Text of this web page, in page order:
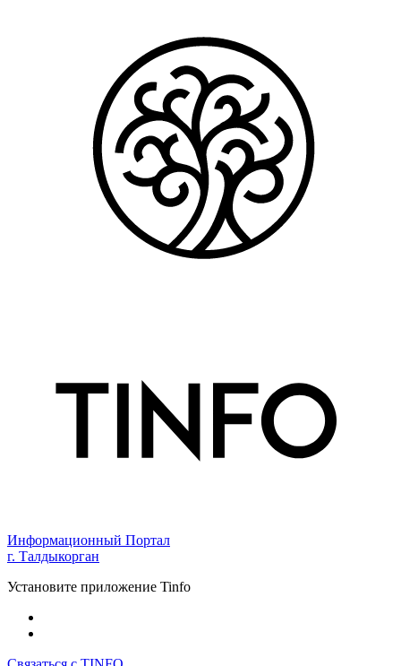
Информационный Портал
г. Талдыкорган
Установите приложение Tinfo